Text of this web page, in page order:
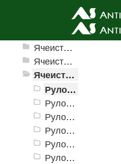
Ячеистые грязезащитные покрытия
Ячеистые грязезащитные покрытия «Домино»
Ячеистое модульное покрытие «Прима» (Антикаблук)
Ячеистые грязезащитные покрытия «Змейка» (Zig-Zag)
Рулонное покрытие «Змейка» 0,9 х 15 м (h = 4 мм)
Рулонное покрытие «Змейка» 1,2 х 15 м (h = 4 мм)
Рулонное покрытие «Змейка» 0,9 х 10 м (h = 5 мм)
Рулонное покрытие «Змейка» 0,9 х 15 м (h = 5мм)
Рулонное покрытие «Змейка» 1,2 х 15 м (h = 5 мм)
Рулонное покрытие «Змейка» 0,9 х 10 м (h = 8 мм)